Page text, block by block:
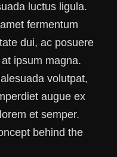
luctus ligula.
fermentum
dui, ac posuere
ipsum magna.
volutpat,
augue ex
et semper.
behind the